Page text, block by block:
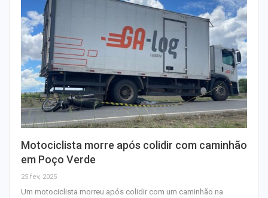
Motociclista morre após colidir com caminhão
em Poço Verde
25 fev, 2025
Um motociclista morreu após colidir com um caminhão na